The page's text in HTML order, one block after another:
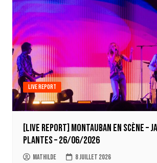
Live report
[LIVE REPORT] Montauban en Scène –
Plantes – 26/06/2026
Mathilde 8 juillet 2026